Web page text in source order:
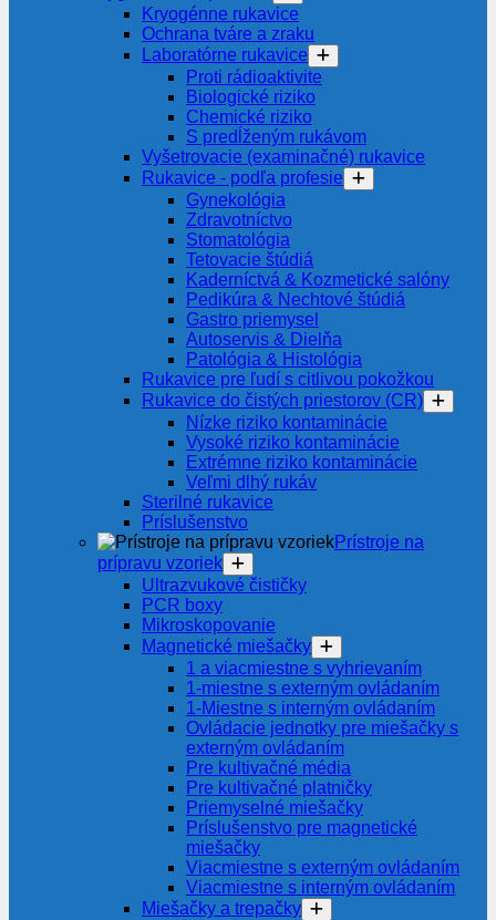
Kryogénne rukavice
Ochrana tváre a zraku
Laboratórne rukavice
Proti rádioaktivite
Biologické riziko
Chemické riziko
S predĺženým rukávom
Vyšetrovacie (examinačné) rukavice
Rukavice - podľa profesie
Gynekológia
Zdravotníctvo
Stomatológia
Tetovacie štúdiá
Kaderníctvá & Kozmetické salóny
Pedikúra & Nechtové štúdiá
Gastro priemysel
Autoservis & Dielňa
Patológia & Histológia
Rukavice pre ľudí s citlivou pokožkou
Rukavice do čistých priestorov (CR)
Nízke riziko kontaminácie
Vysoké riziko kontaminácie
Extrémne riziko kontaminácie
Veľmi dlhý rukáv
Sterilné rukavice
Príslušenstvo
Prístroje na
prípravu vzoriek
Ultrazvukové čističky
PCR boxy
Mikroskopovanie
Magnetické miešačky
1 a viacmiestne s vyhrievaním
1-miestne s externým ovládaním
1-Miestne s interným ovládaním
Ovládacie jednotky pre miešačky s
externým ovládaním
Pre kultivačné média
Pre kultivačné platničky
Priemyselné miešačky
Príslušenstvo pre magnetické
miešačky
Viacmiestne s externým ovládaním
Viacmiestne s interným ovládaním
Miešačky a trepačky